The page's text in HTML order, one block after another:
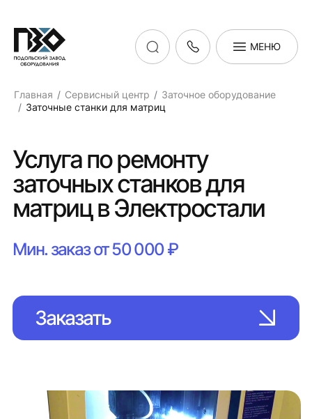
МЕНЮ
Главная Сервисный центр
Заточное оборудование
Заточные станки для матриц
Услуга по ремонту
заточных станков для
матриц в Электростали
Мин. заказ от 50 000 ₽
Заказать